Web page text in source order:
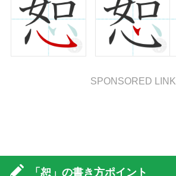
SPONSORED LINK
「恕」の書き方ポイント